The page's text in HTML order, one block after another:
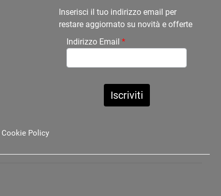
Inserisci il tuo indirizzo email per
restare aggiornato su novità e offerte
Indirizzo Email *
Cookie Policy